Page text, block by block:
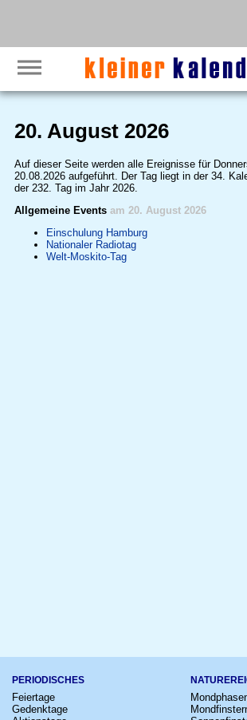
20. August 2026
Auf dieser Seite werden alle Ereignisse für
20.08.2026 aufgeführt. Der Tag liegt in der 34.
der 232. Tag im Jahr 2026.
Allgemeine Events am 20. August 2026
Einschulung Hamburg
Nationaler Radiotag
Welt-Moskito-Tag
PERIODISCHES
Feiertage
Gedenktage